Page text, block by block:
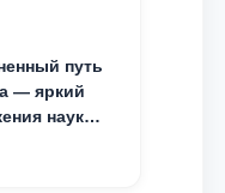
путь
— яркий
науке,